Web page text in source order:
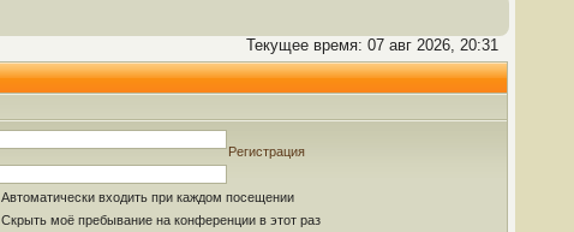
Текущее время: 07 авг 2026, 20:31
Регистрация
Автоматически входить при каждом посещении
Скрыть моё пребывание на конференции в этот раз